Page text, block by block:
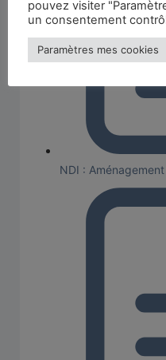
NDI :
pouvez visiter
un consentement
Paramètres mes cookies